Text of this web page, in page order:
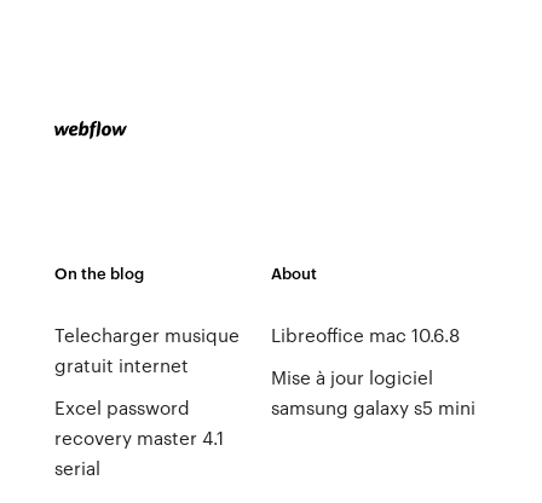
On the blog
Telecharger musique
gratuit internet
Excel password
recovery master 4.1
serial
About
Libreoffice mac 10.6.8
Mise à jour logiciel
samsung galaxy s5 mini